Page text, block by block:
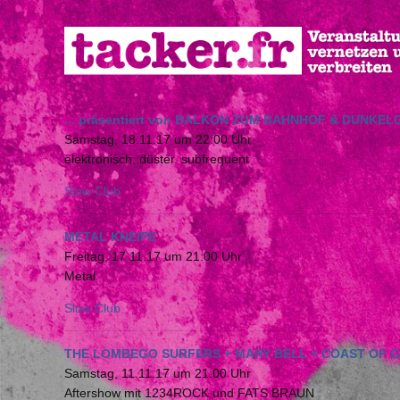
Direkt
zum
Inhalt
... präsentiert von BALKON ZUM BAHNHOF &
Samstag, 18.11.17 um 22:00 Uhr
elektronisch. düster. subfrequent
Slow Club
METAL KNEIPE
Freitag, 17.11.17 um 21:00 Uhr
Metal
Slow Club
THE LOMBEGO SURFERS + MARY BELL + COAST OF
Samstag, 11.11.17 um 21:00 Uhr
Aftershow mit 1234ROCK und FATS BRAUN